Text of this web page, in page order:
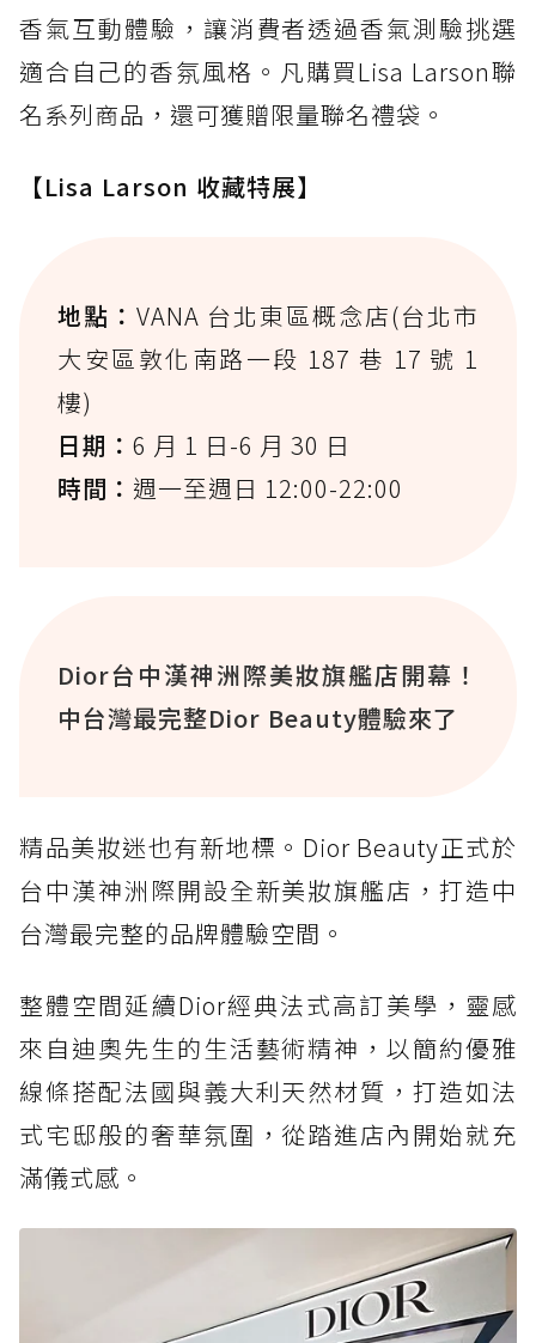
香氣互動體驗，讓消費者透過香氣測驗挑選
適合自己的香氛風格。凡購買Lisa Larson聯
名系列商品，還可獲贈限量聯名禮袋。
【Lisa Larson 收藏特展】
地點： VANA 台北東區概念店(台北市
大安區敦化南路一段 187 巷 17 號 1
樓)
日期： 6 月 1 日-6 月 30 日
時間： 週一至週日 12:00-22:00
Dior台中漢神洲際美妝旗艦店開幕！
中台灣最完整Dior Beauty體驗來了
精品美妝迷也有新地標。Dior Beauty正式於
台中漢神洲際開設全新美妝旗艦店，打造中
台灣最完整的品牌體驗空間。
整體空間延續Dior經典法式高訂美學，靈感
來自迪奧先生的生活藝術精神，以簡約優雅
線條搭配法國與義大利天然材質，打造如法
式宅邸般的奢華氛圍，從踏進店內開始就充
滿儀式感。